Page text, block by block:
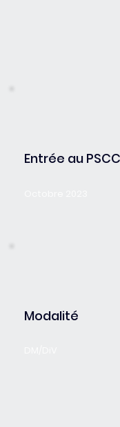
Entrée au PSCC
Modalité